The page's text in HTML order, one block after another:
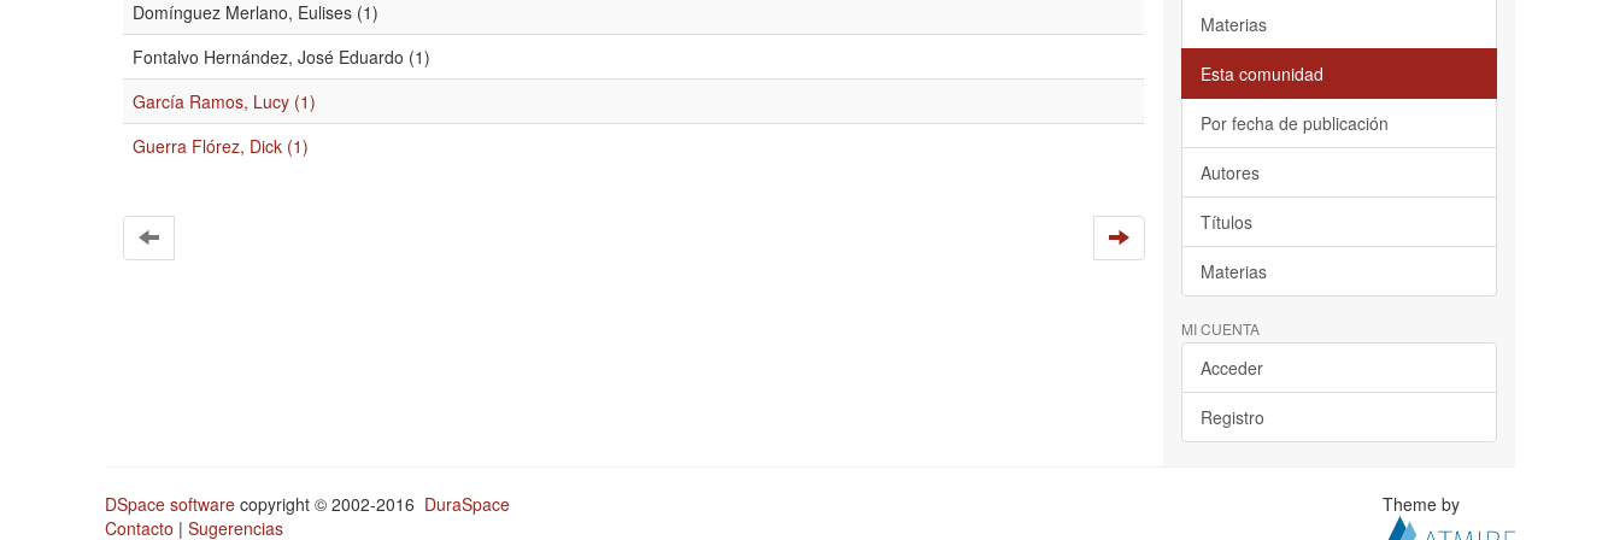
Domínguez Merlano, Eulises (1)
Fontalvo Hernández, José Eduardo (1)
García Ramos, Lucy (1)
Guerra Flórez, Dick (1)
Materias
Esta comunidad
Por fecha de publicación
Autores
Títulos
Materias
MI CUENTA
Acceder
Registro
DSpace software copyright © 2002-2016 DuraSpace
Contacto | Sugerencias
Theme by